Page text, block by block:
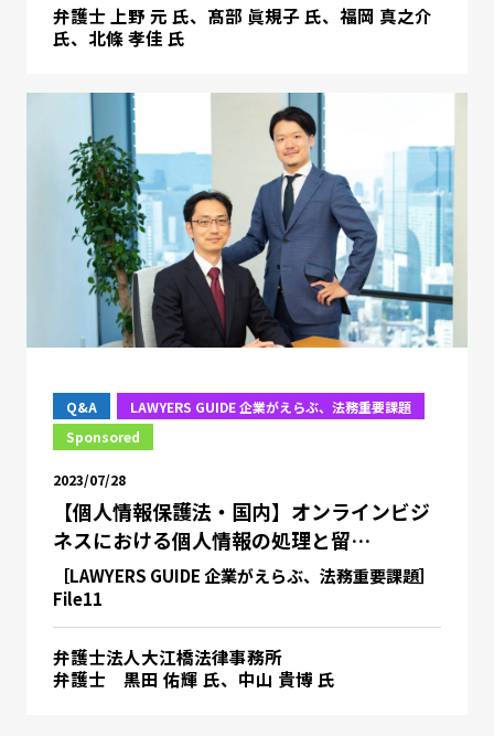
弁護士 上野 元 氏、髙部 眞規子 氏、福岡 真之介
氏、北條 孝佳 氏
Q&A
LAWYERS GUIDE 企業がえらぶ、法務重要課題
Sponsored
2023/07/28
【個人情報保護法・国内】オンラインビジ
ネスにおける個人情報の処理と留…
［LAWYERS GUIDE 企業がえらぶ、法務重要課題］
File11
弁護士法人大江橋法律事務所
弁護士 黒田 佑輝 氏、中山 貴博 氏